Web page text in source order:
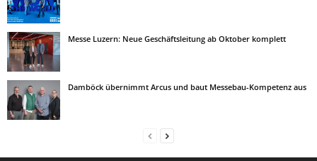
Messe Luzern: Neue Geschäftsleitung ab Oktober komplett
Damböck übernimmt Arcus und baut Messebau-Kompetenz aus